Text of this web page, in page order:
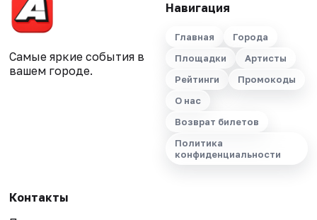
Самые яркие события в
вашем городе.
Навигация
Главная
Города
Площадки
Артисты
Рейтинги
Промокоды
О нас
Возврат билетов
Политика
конфиденциальности
Контакты